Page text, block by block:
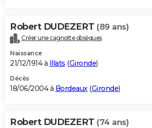
Robert DUDEZERT (89 ans)
Créer une cagnotte obsèques
Naissance
21/12/1914 à Illats (Gironde)
Décès
18/06/2004 à Bordeaux (Gironde)
Robert DUDEZERT (74 ans)